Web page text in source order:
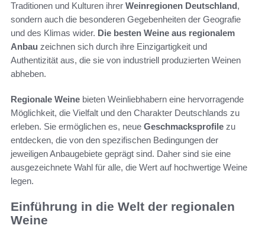
Traditionen und Kulturen ihrer Weinregionen Deutschland,
sondern auch die besonderen Gegebenheiten der Geografie
und des Klimas wider. Die besten Weine aus regionalem
Anbau zeichnen sich durch ihre Einzigartigkeit und
Authentizität aus, die sie von industriell produzierten Weinen
abheben.
Regionale Weine bieten Weinliebhabern eine hervorragende
Möglichkeit, die Vielfalt und den Charakter Deutschlands zu
erleben. Sie ermöglichen es, neue Geschmacksprofile zu
entdecken, die von den spezifischen Bedingungen der
jeweiligen Anbaugebiete geprägt sind. Daher sind sie eine
ausgezeichnete Wahl für alle, die Wert auf hochwertige Weine
legen.
Einführung in die Welt der regionalen
Weine